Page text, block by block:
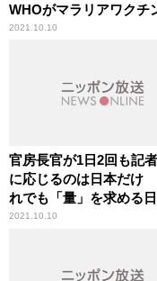
WHOがマラリアワクチ
2021.10.10
官房長官が1日2回も記
に応じるのは日本だけ
れでも「量」を求める
ディアへの違和感 宮家
2021.10.10